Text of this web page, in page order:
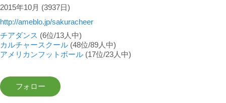
2015年10月 (3937日)
http://ameblo.jp/sakuracheer
チアダンス (6位/13人中)
カルチャースクール (48位/89人中)
アメリカンフットボール (17位/23人中)